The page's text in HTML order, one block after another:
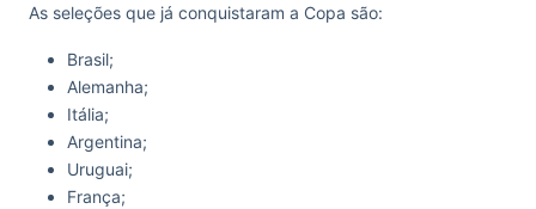
As seleções que já conquistaram a Copa são:
Brasil;
Alemanha;
Itália;
Argentina;
Uruguai;
França;